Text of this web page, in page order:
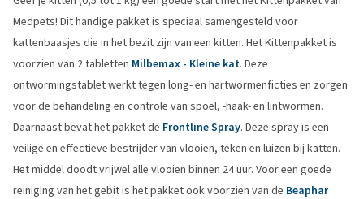
Medpets! Dit handige pakket is speciaal samengesteld voor
kattenbaasjes die in het bezit zijn van een kitten. Het Kittenpakket is
voorzien van 2 tabletten Milbemax - Kleine kat. Deze
ontwormingstablet werkt tegen long- en hartwormenficties en zorgen
voor de behandeling en controle van spoel, -haak- en lintwormen.
Daarnaast bevat het pakket de Frontline Spray. Deze spray is een
veilige en effectieve bestrijder van vlooien, teken en luizen bij katten.
Het middel doodt vrijwel alle vlooien binnen 24 uur. Voor een goede
reiniging van het gebit is het pakket ook voorzien van de Beaphar